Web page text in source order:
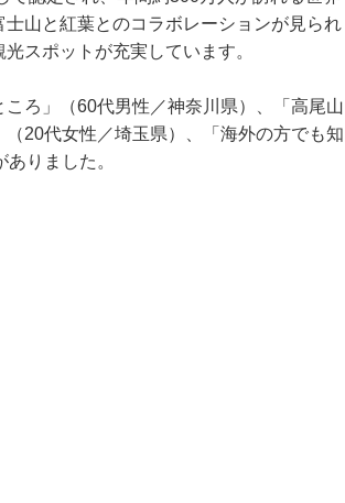
山と紅葉とのコラボレーションが見られ
スポットが充実しています。
ろ」（60代男性／神奈川県）、「高尾山
20代女性／埼玉県）、「海外の方でも知
りました。